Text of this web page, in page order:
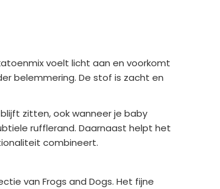
voelt licht aan en voorkomt
belemmering. De stof is zacht en
zitten, ook wanneer je baby
rufflerand. Daarnaast helpt het
combineert.
van Frogs and Dogs. Het fijne